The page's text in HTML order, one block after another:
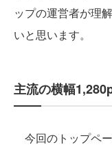
ップの運営者が理
いと思います。
主流の横幅
今回のトップペ